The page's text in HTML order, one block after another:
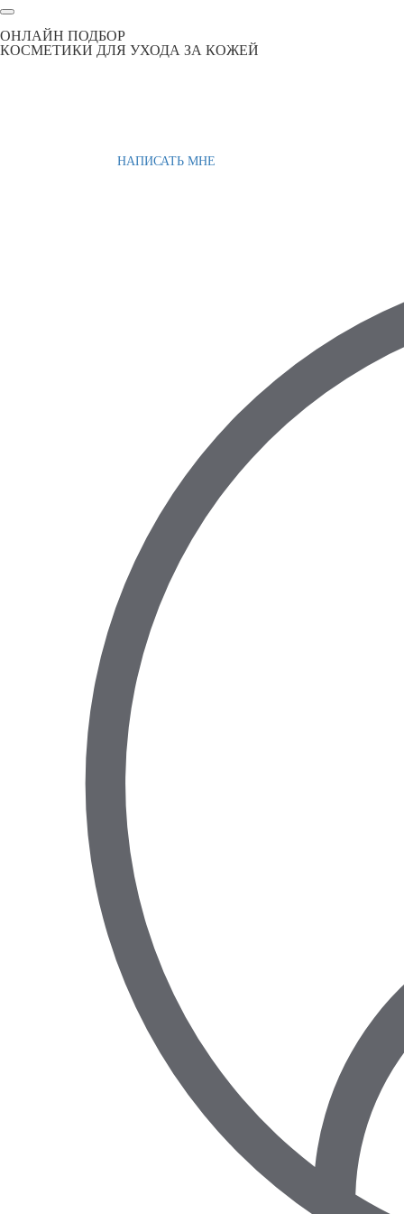
ОНЛАЙН ПОДБОР
КОСМЕТИКИ ДЛЯ УХОДА ЗА КОЖЕЙ
НАПИСАТЬ МНЕ